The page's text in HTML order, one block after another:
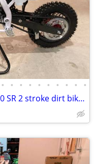
• • • • • • • • • •
2021 Thumpstar MX 50ccSR MX 50 SR 2 stroke dirt bike will trade